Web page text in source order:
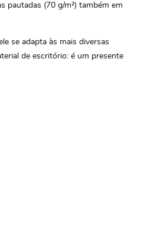
pautadas (70 g/m²) também em
se adapta às mais diversas
de escritório: é um presente